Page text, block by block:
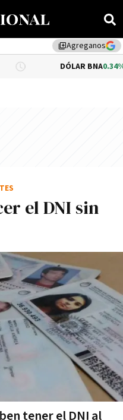
library_addAgreganos
DÓLAR BNA0.34%$1,520.00
el DNI sin
tener el DNI al